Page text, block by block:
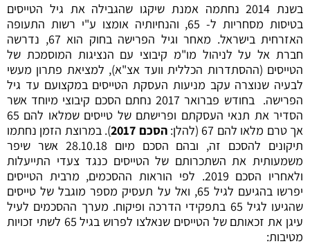
בשנת 2014 נחתמה אמנת שיקגו שהגבילה את גיל הטייסים
בטיסות מסחריות ל- 65, והנחיותיה אומצו ע"י רשות התעופה
האזרחית בישראל. מאחר וגיל הפרישה בחוק הוא 67, נדרשה
חברת אל על לניהול מו"מ קיבוצי עם הנציגות המוסמכת של
הטייסים (ההסתדרות הכללית וועד אצ"א), למציאת פתרון מעשי
לבעיה שנוצרה עקב מניעות העסקת הטייסים במקצועם עד גיל
הפרישה. בחודש פברואר 2017 נחתם הסכם קיבוצי מיוחד אשר
הסדיר את תנאי העסקתם ופרישתם של טייסים שמלאו להם 65
אך טרם מלאו להם 67 (להלן:
הסכם 2017
). במרוצת הזמן נחתמו
תיקונים להסכם זה, ובהם הסכם מיום 28.10.18 אשר שיפר
משמעותית את השתכרותם של הטייסים כנגד צעדי התייעלות
ולאחריו הסכם 2019. לפי הוראות ההסכמים, מרבית הטייסים
יפרשו בהגיעם לגיל 65, ואל על תעסיק מספר מוגבל של טייסים
שהגיעו לגיל 65 בתפקידי הדרכה ופיקוח. מערך ההסכמים לעיל
עיגן את זכאותם של הטייסים שנאלצו לפרוש בגיל 65 לשתי זכויות
מטיבות: